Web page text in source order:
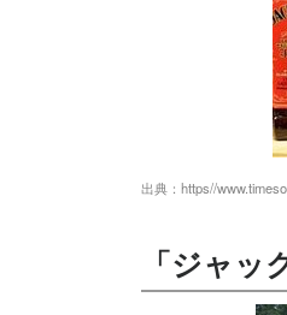
出典： https//
「ジャッ